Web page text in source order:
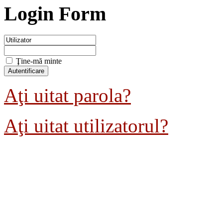
Login Form
Ţine-mă minte
Aţi uitat parola?
Aţi uitat utilizatorul?